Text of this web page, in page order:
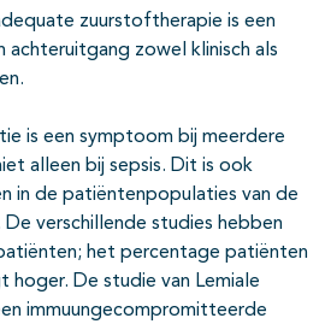
zuurstoftherapie is een
achteruitgang zowel klinisch als
is een symptoom bij meerdere
alleen bij sepsis. Dit is ook
in de patiëntenpopulaties van de
verschillende studies hebben
het percentage patiënten
hoger. De studie van Lemiale
immuungecompromitteerde